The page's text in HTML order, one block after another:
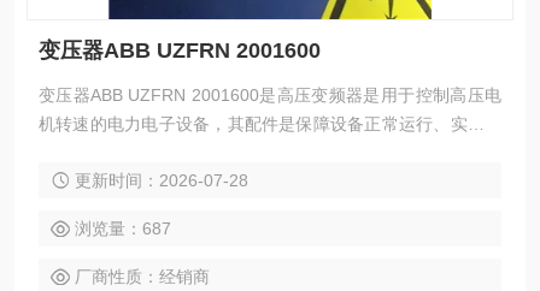
变压器ABB UZFRN 2001600
变压器ABB UZFRN 2001600是高压变频器是用于控制高压电
机转速的电力电子设备，其配件是保障设备正常运行、实现功
了功率变换、控制、冷却、保护等多个系统
更新时间：2026-07-28
浏览量：687
厂商性质：经销商